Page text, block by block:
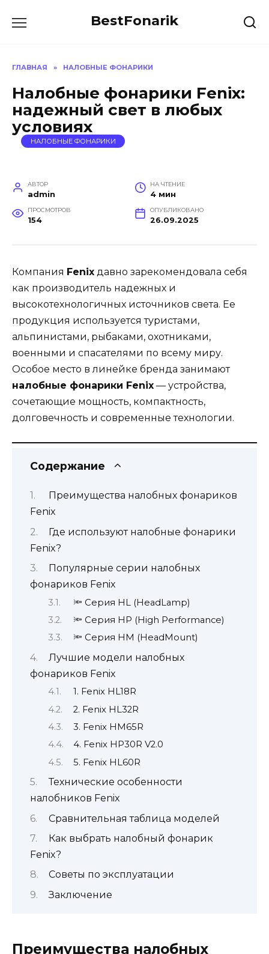
BestFonarik
ГЛАВНАЯ » НАЛОБНЫЕ ФОНАРИКИ
Налобные фонарики Fenix:
надежный свет в любых
условиях
НАЛОБНЫЕ ФОНАРИКИ
АВТОР
admin
НА ЧТЕНИЕ
4 мин
ПРОСМОТРОВ
154
ОПУБЛИКОВАНО
26.09.2025
Компания Fenix давно зарекомендовала себя
как производитель надежных и
высокотехнологичных источников света. Ее
продукция используется туристами,
альпинистами, рыбаками, охотниками,
военными и спасателями по всему миру.
Особое место в линейке бренда занимают
налобные фонарики Fenix — устройства,
сочетающие мощность, компактность,
долговечность и современные технологии.
Содержание
Преимущества налобных фонариков
Fenix
Где используют налобные фонарики
Fenix?
Популярные серии налобных
фонариков Fenix
🔦 Серия HL (HeadLamp)
🔦 Серия HP (High Performance)
🔦 Серия HM (HeadMount)
Лучшие модели налобных
фонариков Fenix
1. Fenix HL18R
2. Fenix HL32R
3. Fenix HM65R
4. Fenix HP30R V2.0
5. Fenix HL60R
Технические особенности
налобников Fenix
Сравнительная таблица моделей
Как выбрать налобный фонарик
Fenix?
Советы по эксплуатации
Заключение
Преимущества налобных